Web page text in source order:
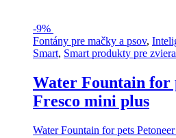
-9%
Fontány pre mačky a psov,
Smart, Smart produkty pre
Water Fountain for
Fresco mini plus
Water Fountain for pets